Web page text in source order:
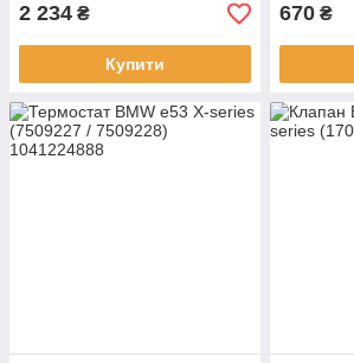
2 234 ₴
Купити
670 ₴